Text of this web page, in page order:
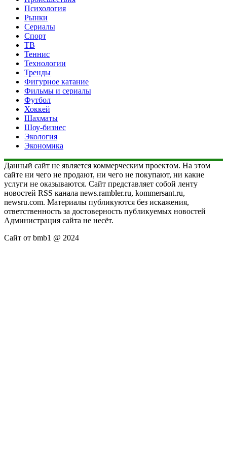
Психология
Рынки
Сериалы
Спорт
ТВ
Теннис
Технологии
Тренды
Фигурное катание
Фильмы и сериалы
Футбол
Хоккей
Шахматы
Шоу-бизнес
Экология
Экономика
Данный сайт не является коммерческим проектом. На этом
сайте ни чего не продают, ни чего не покупают, ни какие
услуги не оказываются. Сайт представляет собой ленту
новостей RSS канала news.rambler.ru, kommersant.ru,
newsru.com. Материалы публикуются без искажения,
ответственность за достоверность публикуемых новостей
Администрация сайта не несёт.
Сайт от bmb1 @ 2024